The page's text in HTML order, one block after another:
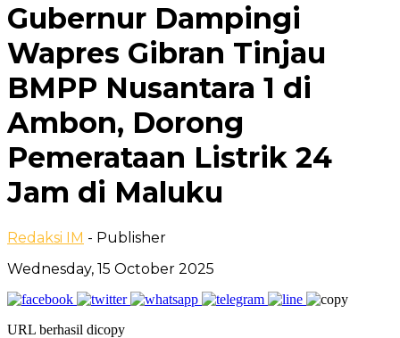
Gubernur Dampingi
Wapres Gibran Tinjau
BMPP Nusantara 1 di
Ambon, Dorong
Pemerataan Listrik 24
Jam di Maluku
Redaksi IM - Publisher
Wednesday, 15 October 2025
URL berhasil dicopy